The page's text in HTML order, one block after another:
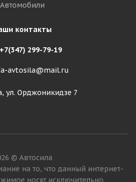
Автомобили
контакты
+7(347) 299-79-19
avtosila@mail.ru
ул. Орджоникидзе 7
© Автосила
на то, что данный интернет-
носят исключительно